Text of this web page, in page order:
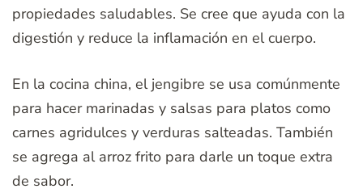
propiedades saludables. Se cree que ayuda con la
digestión y reduce la inflamación en el cuerpo.
En la cocina china, el jengibre se usa comúnmente
para hacer marinadas y salsas para platos como
carnes agridulces y verduras salteadas. También
se agrega al arroz frito para darle un toque extra
de sabor.